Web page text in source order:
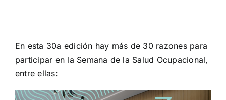
En esta 30a edición hay más de 30 razones para
participar en la Semana de la Salud Ocupacional,
entre ellas: